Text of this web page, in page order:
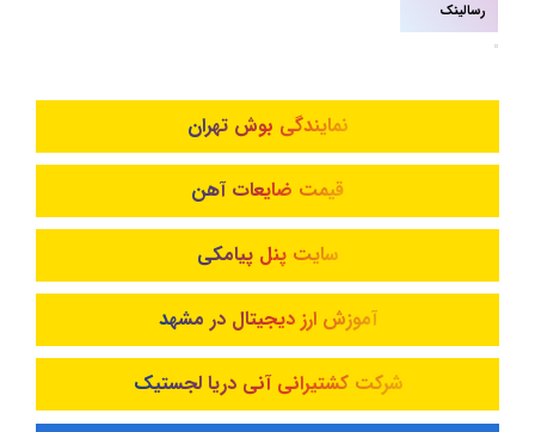
رسالینک
نمایندگی بوش تهران
قیمت ضایعات آهن
سایت پنل پیامکی
آموزش ارز دیجیتال در مشهد
شرکت کشتیرانی آنی دریا لجستیک